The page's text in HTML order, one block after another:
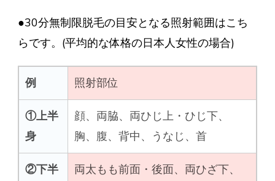
●30分無制限脱毛の目安となる照射範囲はこち
らです。(平均的な体格の日本人女性の場合)
例 照射部位
①上半
身
顔、両脇、両ひじ上・ひじ下、
胸、腹、背中、うなじ、首
②下半
両太もも前面・後面、両ひざ下、